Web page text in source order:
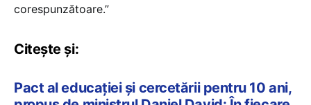
corespunzătoare.”
Citește și:
Pact al educației și cercetării pentru 10 ani,